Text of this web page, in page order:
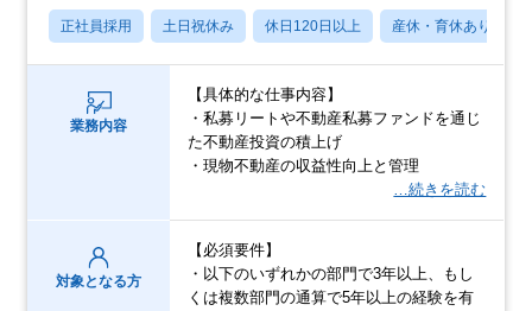
正社員採用 土日祝休み 休日120日以上 産休・育休あり
業務内容
【具体的な仕事内容】
・私募リートや不動産私募ファンドを通じ
た不動産投資の積上げ
・現物不動産の収益性向上と管理
…続きを読む
対象となる方
【必須要件】
・以下のいずれかの部門で3年以上、もし
くは複数部門の通算で5年以上の経験を有